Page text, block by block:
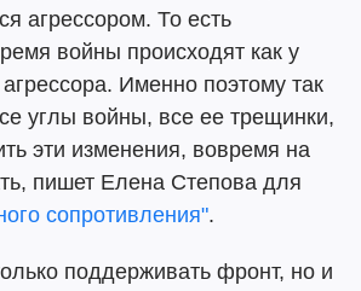
агрессором. То есть
войны происходят как у
Именно поэтому так
углы войны, все ее трещинки,
эти изменения, вовремя на
пишет Елена Степова для
сопротивления".
поддерживать фронт, но и